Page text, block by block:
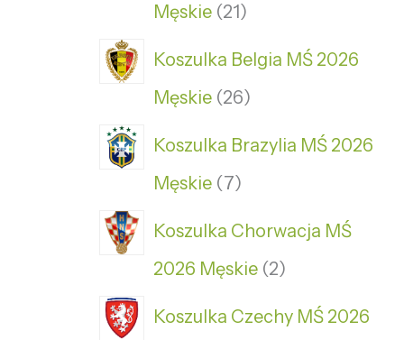
Męskie 21
Koszulka Belgia MŚ 2026
Męskie 26
Koszulka Brazylia MŚ 2026
Męskie 7
Koszulka Chorwacja MŚ
2026 Męskie 2
Koszulka Czechy MŚ 2026